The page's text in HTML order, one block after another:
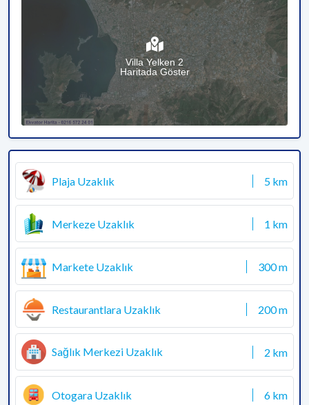
Villa Yelken 2
Haritada Göster
Plaja Uzaklık 5 km
Merkeze Uzaklık 1 km
Markete Uzaklık 300 m
Restaurantlara Uzaklık 200 m
Sağlık Merkezi Uzaklık 2 km
Otogara Uzaklık 6 km